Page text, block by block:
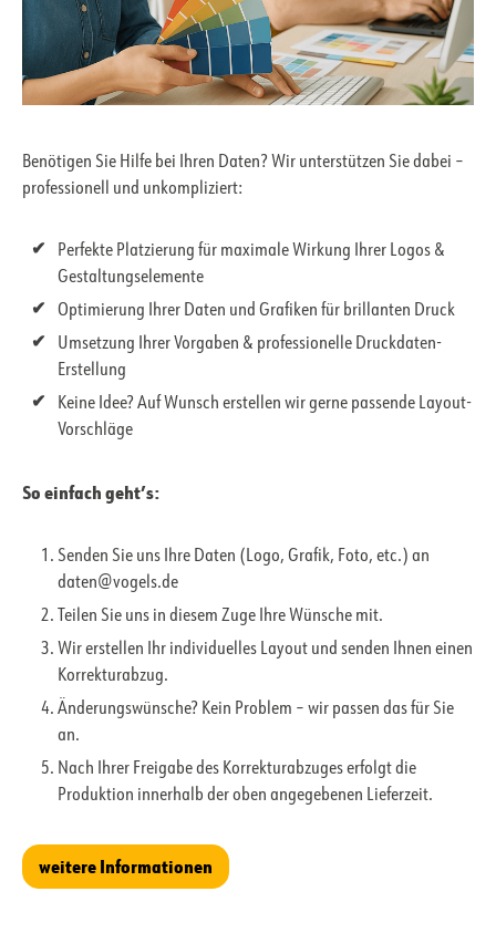
Benötigen Sie Hilfe bei Ihren Daten? Wir unterstützen Sie dabei –
professionell und unkompliziert:
Perfekte Platzierung für maximale Wirkung Ihrer Logos &
Gestaltungselemente
Optimierung Ihrer Daten und Grafiken für brillanten Druck
Umsetzung Ihrer Vorgaben & professionelle Druckdaten-
Erstellung
Keine Idee? Auf Wunsch erstellen wir gerne passende Layout-
Vorschläge
So einfach geht’s:
Senden Sie uns Ihre Daten (Logo, Grafik, Foto, etc.) an
daten@vogels.de
Teilen Sie uns in diesem Zuge Ihre Wünsche mit.
Wir erstellen Ihr individuelles Layout und senden Ihnen einen
Korrekturabzug.
Änderungswünsche? Kein Problem – wir passen das für Sie
an.
Nach Ihrer Freigabe des Korrekturabzuges erfolgt die
Produktion innerhalb der oben angegebenen Lieferzeit.
weitere Informationen